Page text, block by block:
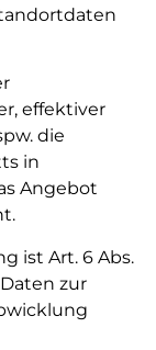
effektiver
die
in
Angebot
ist Art. 6 Abs.
Daten zur